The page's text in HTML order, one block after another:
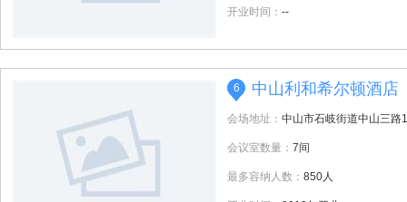
开业时间： --
6 中山利和希尔顿酒店
会场地址： 中山市石岐街道中山三路
会议室数量： 7间
最多容纳人数： 850人